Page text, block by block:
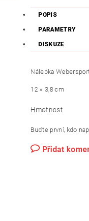
POPIS
PARAMETRY
DISKUZE
Nálepka
12× 3,8 cm
Hmotnost
Buďte první, kdo
Přidat